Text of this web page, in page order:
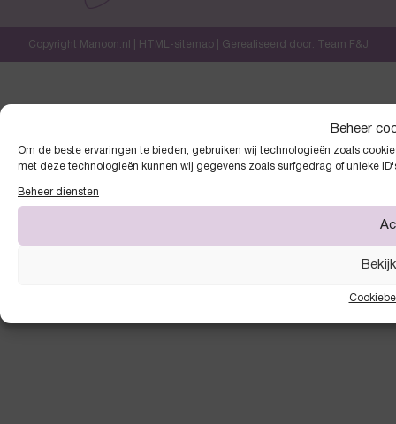
Beheer
Om de beste ervaringen te bieden, gebruiken wij technologieën zoals
met deze technologieën kunnen wij gegevens zoals surfgedrag of unieke
Beheer diensten
Copyright Manoon.nl | HTML-sitemap| Gerealiseerd door: Team F&J